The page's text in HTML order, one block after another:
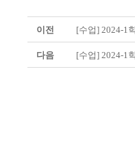
이전 [수업] 2024-1
다음 [수업] 2024-1